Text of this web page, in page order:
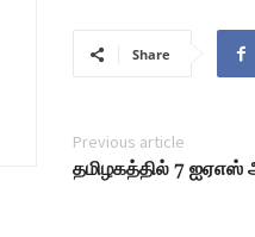
Share
Previous article
தமிழகத்தில் 7 ஐஏஎஸ்